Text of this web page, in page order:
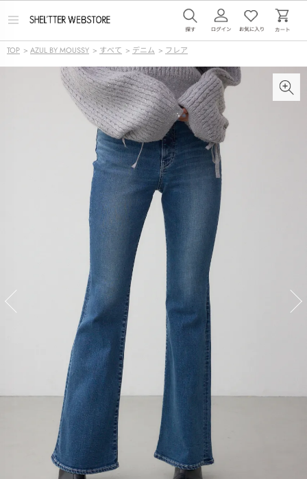
メ
ー
を
TOP > AZUL BY MOUSSY > すべて > デニム > フレア